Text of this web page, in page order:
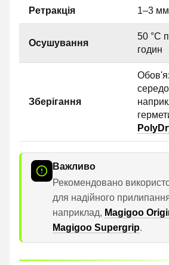
Ретракція 1–3
Осушування
50 °C
годин
Зберігання
Важливо
Рекомендовано
для надійного
наприклад, Magigoo
Magigoo Supergrip.